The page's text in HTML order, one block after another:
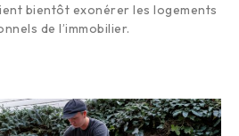
bientôt exonérer les logements
de l’immobilier.